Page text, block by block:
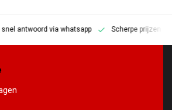
via whatsapp Scherpe prijzen